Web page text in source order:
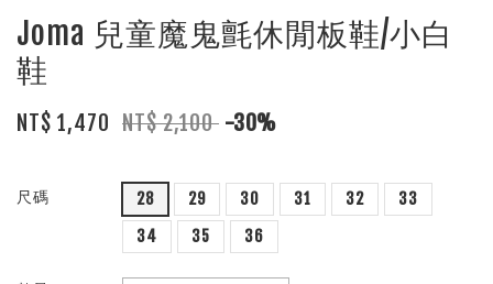
Joma 兒童魔鬼氈休閒板鞋/小白
鞋
NT$ 1,470 NT$ 2,100 -30%
尺碼 28 29 30 31 32
33
34
35 36